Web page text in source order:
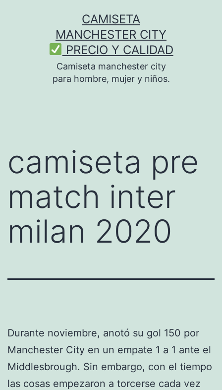
CAMISETA
MANCHESTER CITY
PRECIO Y CALIDAD
Camiseta manchester city
para hombre, mujer y niños.
camiseta pre
match inter
milan 2020
Durante noviembre, anotó su gol 150 por
Manchester City en un empate 1 a 1 ante el
Middlesbrough. Sin embargo, con el tiempo
las cosas empezaron a torcerse cada vez